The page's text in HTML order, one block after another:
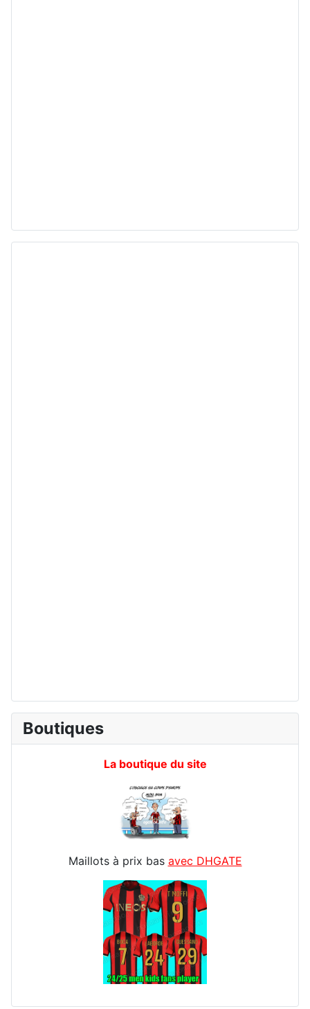
Boutiques
La boutique du site
Maillots à prix bas avec DHGATE